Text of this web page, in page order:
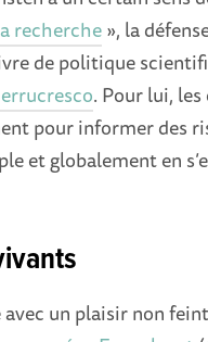
recherche», la
de politique
. Pour lui,
pour informer des
et globalement en
avec un plaisir non